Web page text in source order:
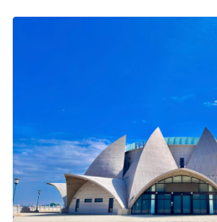
（台中市北屯区文昌东十一街14巷
https://reurl.cc/QVELD0
旅市集 12/13(六)－12/14(日)
月台（台中市中区台湾大道一段1
https://reurl.cc/Vm47XQ
时间：周一至周日06:30–22:00 感
址：台中市北区梅川西路三段109
07:00–22:00 感谢庙方 台中元保宫
清水保安尊王庙 海线地区最具人气
多人视为台中必访月老庙 未遇良
老祈求属於自己的那段缘分 地址
二段2号 时间： 周一至周日
清水保安尊王庙 提供授权美照